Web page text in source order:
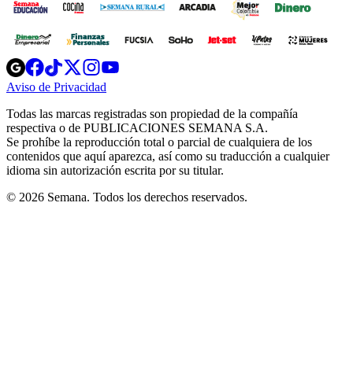
Opens
in
new
Opens
in
new
Opens
in
new
window
Opens
new
windowwindow
Aviso de Privacidad
new
window
Todas las marcas registradas son propiedad de la compañía
respectiva o de PUBLICACIONES SEMANA S.A.
Se prohíbe la reproducción total o parcial de cualquiera de los
contenidos que aquí aparezca, así como su traducción a cualquier
idioma sin autorización escrita por su titular.
© 2026 Semana. Todos los derechos reservados.